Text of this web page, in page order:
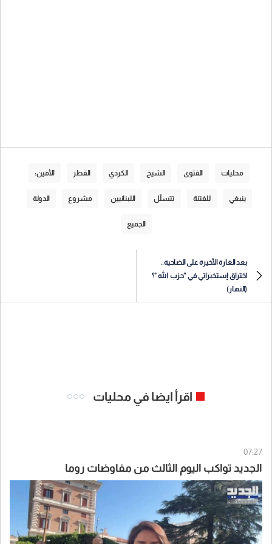
محليات الفتوى الشيخ الكردي الفطر الأمين:
ينبغي للفتنة تتسلّل اللبنانيين مشروع الدولة
الجميع
بعد الغارة الأخيرة على الضاحية..
اختراق إستخبراتي في "حزب الله"؟
(النهار)
اقرأ ايضا في محليات
07:27
الجديد تواكب اليوم الثالث من مفاوضات روما